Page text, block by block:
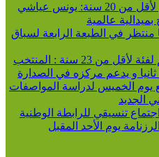
ألعاب القوى / بطولة العالم لأقل من 20 سنة: يونس عياشي
بميدالية عالمية
من 315 رياضيا منتظر في الطبعة الرابعة لسباق
كرة السلة 3 3 / دوري الأمم لفئة لأقل من 23 سنة : المنتخب
و يدعم مركزه في الصدارة
يوم الخميس لدراسة المواصفات
الجديد
الثانية 2026-2027: اجتماع تنسيقي للرابطة الوطنية
يوم الأحد المقبل